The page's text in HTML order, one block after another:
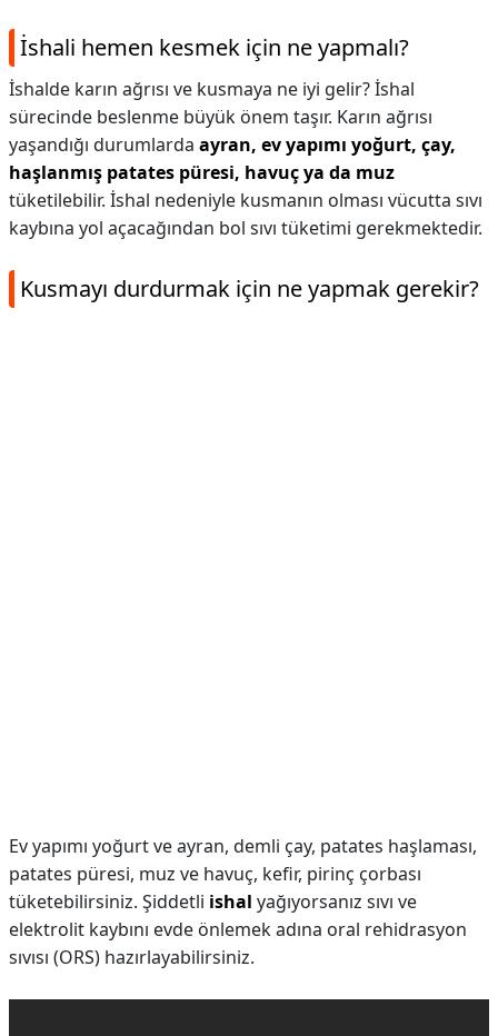
İshali hemen kesmek için ne yapmalı?
İshalde karın ağrısı ve kusmaya ne iyi gelir? İshal
sürecinde beslenme büyük önem taşır. Karın ağrısı
yaşandığı durumlarda ayran, ev yapımı yoğurt, çay,
haşlanmış patates püresi, havuç ya da muz
tüketilebilir. İshal nedeniyle kusmanın olması vücutta sıvı
kaybına yol açacağından bol sıvı tüketimi gerekmektedir.
Kusmayı durdurmak için ne yapmak gerekir?
Ev yapımı yoğurt ve ayran, demli çay, patates haşlaması,
patates püresi, muz ve havuç, kefir, pirinç çorbası
tüketebilirsiniz. Şiddetli ishal yağıyorsanız sıvı ve
elektrolit kaybını evde önlemek adına oral rehidrasyon
sıvısı (ORS) hazırlayabilirsiniz.